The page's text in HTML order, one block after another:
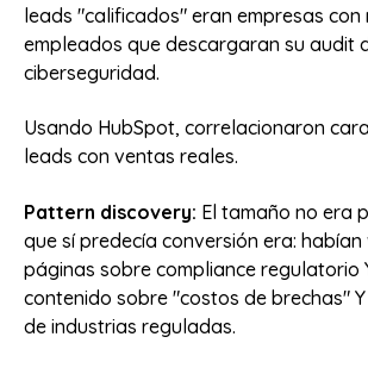
leads "calificados" eran empresas con
empleados que descargaran su audit
ciberseguridad.
Usando HubSpot, correlacionaron
leads con ventas reales.
Pattern discovery: El tamaño no era
que sí predecía conversión era:
páginas sobre compliance regulatorio
contenido sobre "costos de brechas"
de industrias reguladas.